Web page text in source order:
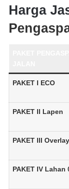
Harga
PAKET I ECO
PAKET II Lapen
PAKET III Overlay
PAKET IV Lahan